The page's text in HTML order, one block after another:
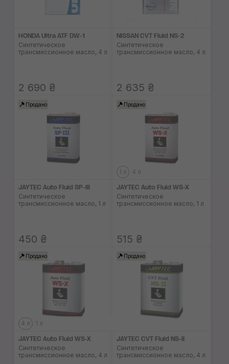
HONDA Ultra ATF DW-1
Синтетическое
трансмиссионное масло, 4 л
2 690 ₴
NISSAN CVT Fluid NS-2
Синтетическое
трансмиссионное масло, 4 л
2 635 ₴
Продано
JAYTEC Auto Fluid SP-III
Синтетическое
трансмиссионное масло, 1 л
450 ₴
Продано
1 л 4 л
JAYTEC Auto Fluid WS-X
Синтетическое
трансмиссионное масло, 1 л
515 ₴
Продано
4 л 1 л
JAYTEC Auto Fluid WS-X
Синтетическое
трансмиссионное масло, 4 л
Продано
JAYTEC CVT Fluid NS-II
Синтетическое
трансмиссионное масло, 4 л